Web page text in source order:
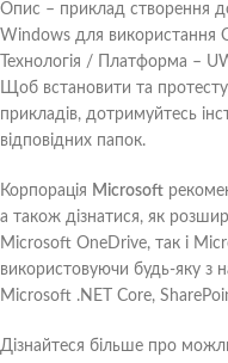
Опис – приклад створення
Windows для використання
Технологія / Платформа –
Щоб встановити та
прикладів, дотримуйтесь
відповідних папок.
Корпорація Microsoft
а також дізнатися, як
Microsoft OneDrive, так і
використовуючи будь-яку з
Microsoft .NET Core,
Дізнайтеся більше про